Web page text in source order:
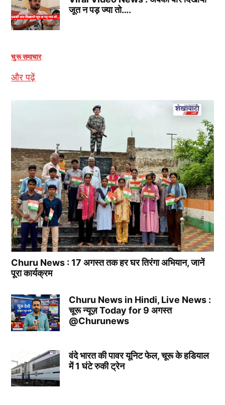
जूत न पड़ ज्या तो….
चुरू समाचार
और पढ़ें
Churu News : 17 अगस्त तक हर घर तिरंगा अभियान, जानें
पूरा कार्यक्रम
Churu News in Hindi, Live News :
चूरू न्यूज़ Today for 9 अगस्त
@Churunews
वंदे भारत की पावर यूनिट फेल, चूरू के हडियाल
में 1 घंटे रुकी ट्रेन